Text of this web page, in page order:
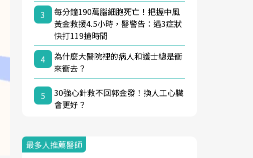
3
每分鐘190萬腦細胞死亡！把握中風
黃金救援4.5小時，醫警告：遇3症狀
快打119搶時間
4
為什麼大醫院裡的病人和護士總是衝
來衝去？
5
30強心針救不回郭金發！換人工心臟
會更好？
最多人推薦醫師